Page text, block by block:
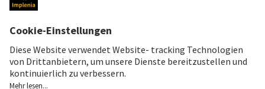
62,30 CHF
-0,40 CHF (-0,64%)
Details
LINKS